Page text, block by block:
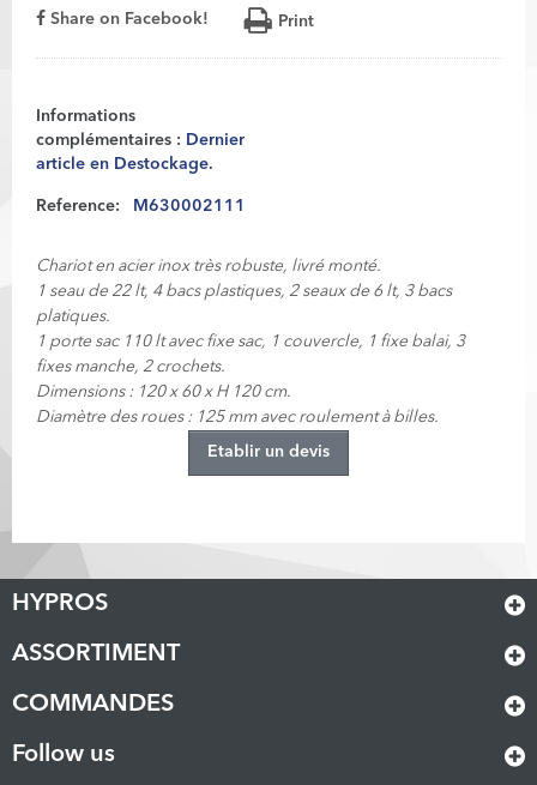
Share on Facebook! Print
Informations
complémentaires : Dernier
article en Destockage.
Reference: M630002111
Chariot en acier inox très robuste, livré monté.
1 seau de 22 lt, 4 bacs plastiques, 2 seaux de 6 lt, 3 bacs
platiques.
1 porte sac 110 lt avec fixe sac, 1 couvercle, 1 fixe balai, 3
fixes manche, 2 crochets.
Dimensions : 120 x 60 x H 120 cm.
Diamètre des roues : 125 mm avec roulement à billes.
Etablir un devis
HYPROS
ASSORTIMENT
COMMANDES
Follow us